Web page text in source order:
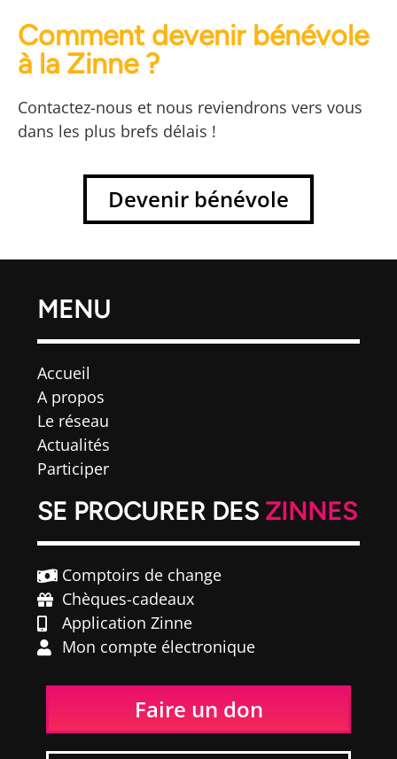
Comment devenir bénévole
à la Zinne ?
Contactez-nous et nous reviendrons vers vous
dans les plus brefs délais !
Devenir bénévole
MENU
Accueil
A propos
Le réseau
Actualités
Participer
SE PROCURER DES ZINNES
Comptoirs de change
Chèques-cadeaux
Application Zinne
Mon compte électronique
Faire un don